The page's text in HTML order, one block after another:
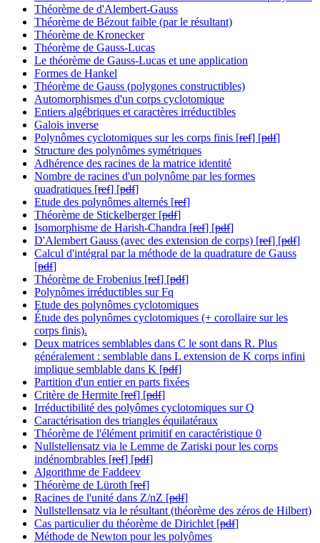
Théorème de d'Alembert-Gauss
Théorème de Bézout faible (par le résultant)
Théorème de Kronecker
Théorème de Gauss-Lucas
Le théorème de Gauss-Lucas et une application
Formes de Hankel
Théorème de Gauss (polygones constructibles)
Automorphismes d'un corps cyclotomique
Entiers algébriques et caractères irréductibles
Galois inverse
Polynômes cyclotomiques sur les corps finis [ref] [pdf]
Structure des polynômes symétriques
Adhérence des racines de la matrice identité
Nombre de racines d'un polynôme par les formes
quadratiques [ref] [pdf]
Etude des polynômes alternés [ref]
Théorème de Stickelberger [pdf]
Isomorphisme de Harish-Chandra [ref] [pdf]
D'Alembert Gauss (avec des extension de corps) [ref] [pdf]
Calcul d'intégral par la méthode de la quadrature de Gauss
[pdf]
Théorème de Frobenius [ref] [pdf]
Polynômes irréductibles sur Fq
Etude des polynômes cyclotomiques
Étude des polynômes cyclotomiques (+ corollaire sur les
corps finis).
Deux matrices semblables dans C le sont dans R. Plus
généralement : semblable dans L extension de K corps infini
implique semblable dans K [pdf]
Partition d'un entier en parts fixées
Critère de Hermite [ref] [pdf]
Irréductibilité des polyômes cyclotomiques sur Q
Caractérisation des triangles équilatéraux
Théorème de l'élément primitif en caractéristique 0
Nullstellensatz via le Lemme de Zariski pour les corps
indénombrables [ref] [pdf]
Algorithme de Faddeev
Théorème de Lüroth [ref]
Racines de l'unité dans Z/nZ [pdf]
Nullstellensatz via le résultant (théorème des zéros de Hilbert)
Cas particulier du théorème de Dirichlet [pdf]
Méthode de Newton pour les polyômes